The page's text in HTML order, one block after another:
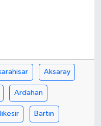
Aksaray
Ardahan
Bartın